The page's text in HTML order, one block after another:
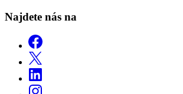
Najdete nás na